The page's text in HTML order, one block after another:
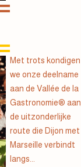
Met trots kondigen
we onze deelname
aan de Vallée de la
Gastronomie® aan,
de uitzonderlijke
route die Dijon met
Marseille verbindt
langs...